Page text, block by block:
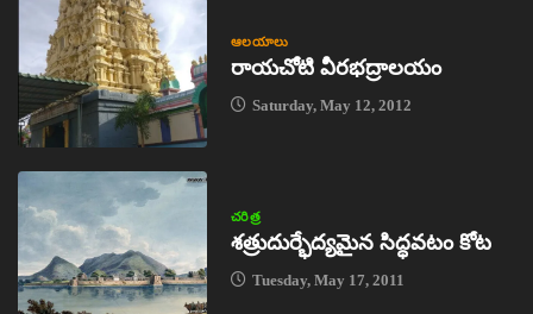
ఆలయాలు
రాయచోటి వీరభద్రాలయం
Saturday, May 12, 2012
చరిత్ర
శత్రుదుర్భేద్యమైన సిద్ధవటం కోట
Tuesday, May 17, 2011